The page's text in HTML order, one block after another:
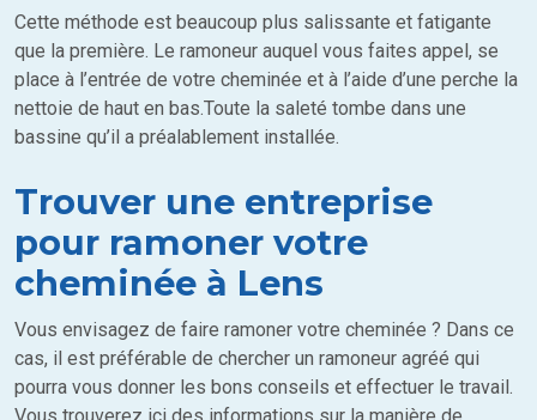
Cette méthode est beaucoup plus salissante et fatigante
que la première. Le ramoneur auquel vous faites appel, se
place à l’entrée de votre cheminée et à l’aide d’une perche la
nettoie de haut en bas.Toute la saleté tombe dans une
bassine qu’il a préalablement installée.
Trouver une entreprise
pour ramoner votre
cheminée à Lens
Vous envisagez de faire ramoner votre cheminée ? Dans ce
cas, il est préférable de chercher un ramoneur agréé qui
pourra vous donner les bons conseils et effectuer le travail.